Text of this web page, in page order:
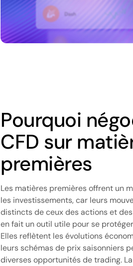
Pourquoi
CFD sur
premières
Les matières premières offrent un
les investissements, car leurs
distincts de ceux des actions et
en fait un outil utile pour se
Elles reflètent les évolutions
leurs schémas de prix saisonniers
diverses opportunités de trading.